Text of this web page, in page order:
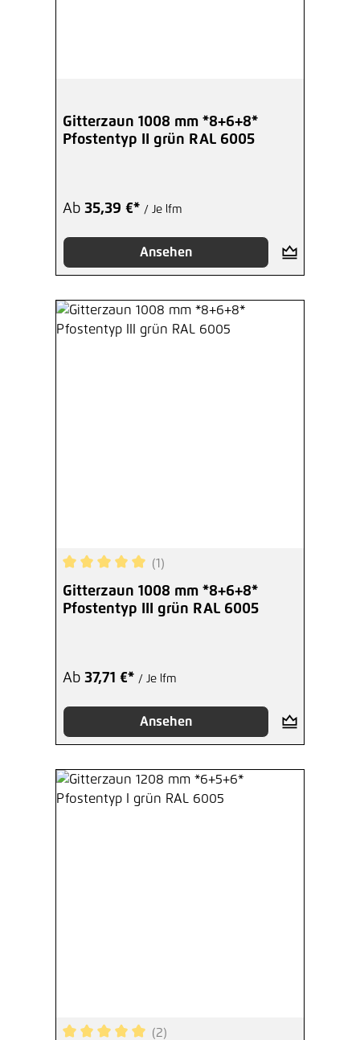
Gitterzaun 1008 mm *8+6+8*
Pfostentyp II grün RAL 6005
Ab 35,39 €* / Je lfm
Ansehen
Durchschnittliche Bewertung von 5 von 5
(1)
Gitterzaun 1008 mm *8+6+8*
Pfostentyp III grün RAL 6005
Ab 37,71 €* / Je lfm
Ansehen
(2)